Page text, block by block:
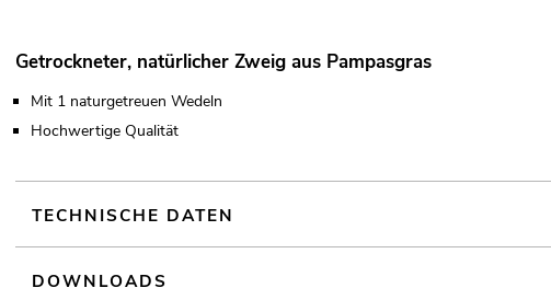
Getrockneter, natürlicher Zweig aus Pampasgras
Mit 1 naturgetreuen Wedeln
Hochwertige Qualität
TECHNISCHE DATEN
DOWNLOADS